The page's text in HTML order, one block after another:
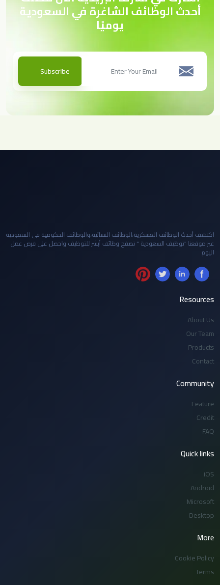
أحدث الوظائف الشاغرة في السعودية
يوميًا
Subscribe
اكتشف أحدث الوظائف العسكرية،الوظائف النسائية،والوظائف الحكومية في السعودية
عبر موقعنا "توظيف السعودية " تصفح وظائف أبشر للتوظيف واحصل على فرص عمل
اليوم
Resources
About Us
Our Team
Products
Contact
Community
Feature
Credit
FAQ
Quick links
iOS
Android
Microsoft
Desktop
More
Cookie Policy
Terms